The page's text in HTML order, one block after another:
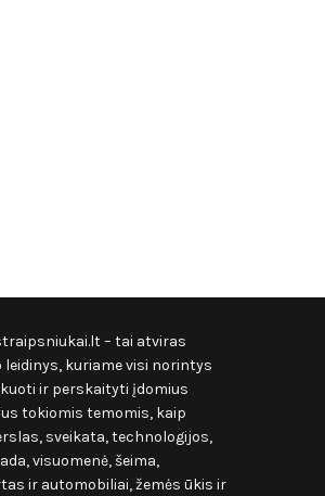
– tai atviras
kuriame visi norintys
ir perskaityti įdomius
tokiomis temomis, kaip
sveikata, technologijos,
visuomenė, šeima,
ir automobiliai, žemės ūkis ir